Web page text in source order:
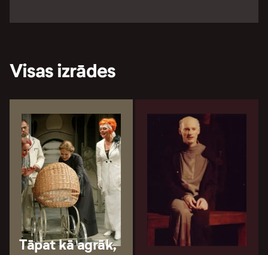
Visas izrādes
Tāpat kā agrāk,